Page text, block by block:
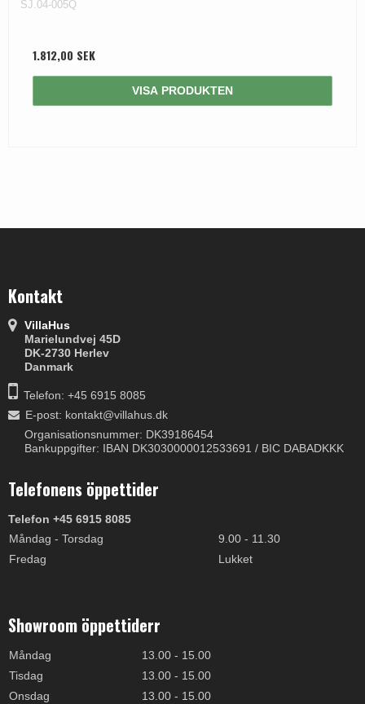
SJ.04-005Q
1.812,00 SEK
VISA PRODUKTEN
Kontakt
VillaHus
Marielundvej 45D
DK-2730 Herlev
Danmark
Telefon: +45 6915 8085
E-post: kontakt@villahus.dk
Organisationsnummer: DK39186454
Bankuppgifter: IBAN DK3030000012533691 / BIC DABADKKK
Telefonens öppettider
Telefon +45 6915 8085
Måndag - Torsdag
9.00 - 11.30
Fredag
Lukket
Showroom öppettiderr
Måndag
13.00 - 15.00
Tisdag
13.00 - 15.00
Onsdag
13.00 - 15.00